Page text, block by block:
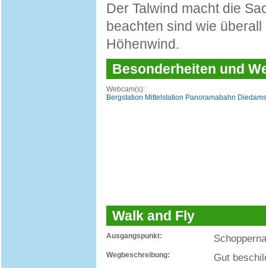
Der Talwind macht die
beachten sind wie
Höhenwind.
Besonderheiten und
Webcam(s):
Bergstation Mittelstation Panoramabahn
Walk and Fly
Ausgangspunkt:
Wegbeschreibung: Gut